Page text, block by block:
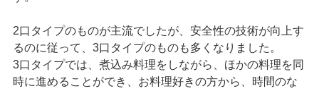
2口タイプのものが主流でしたが、安全性の技術が向上す
るのに従って、3口タイプのものも多くなりました。
3口タイプでは、煮込み料理をしながら、ほかの料理を同
時に進めることができ、お料理好きの方から、時間のな